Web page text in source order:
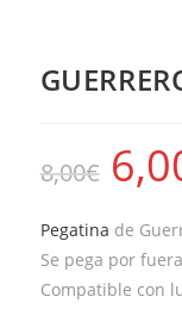
8,00€
Pegatina de
Se pega por
Compatible con